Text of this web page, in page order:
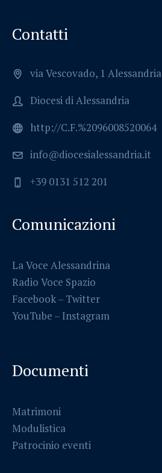
Contatti
via Vescovado, 1 Alessandria
Diocesi di Alessandria
http://C.F.%2096008520064
info@diocesialessandria.it
+39 0131 512 201
Comunicazioni
La Voce Alessandrina
Radio Voce Spazio
Facebook– Twitter
YouTube – Instagram
Documenti
Matrimoni
Modulistica
Patrocinio eventi